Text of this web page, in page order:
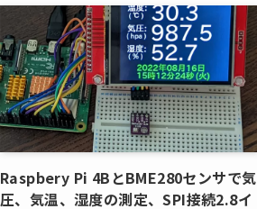
Raspbery Pi 4BとBME280センサで気
圧、気温、湿度の測定、SPI接続2.8イ